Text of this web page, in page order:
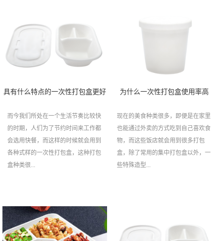
具有什么特点的一次性打包盒更好
而今我们所处在一个生活节奏比较快
的时期，人们为了节约时间来工作都
会选用快餐，而这样的时候就会用到
各种式样的一次性打包盒，这种打包
盒种类很...
为什么一次性打包盒使用率高
现在的美食种类很多，即便是在家里
也能通过外卖的方式吃到自己喜欢食
物，而这些饭店就会用到很多打包
盒，除了常用的集中打包盒以外，一
些特殊造型...